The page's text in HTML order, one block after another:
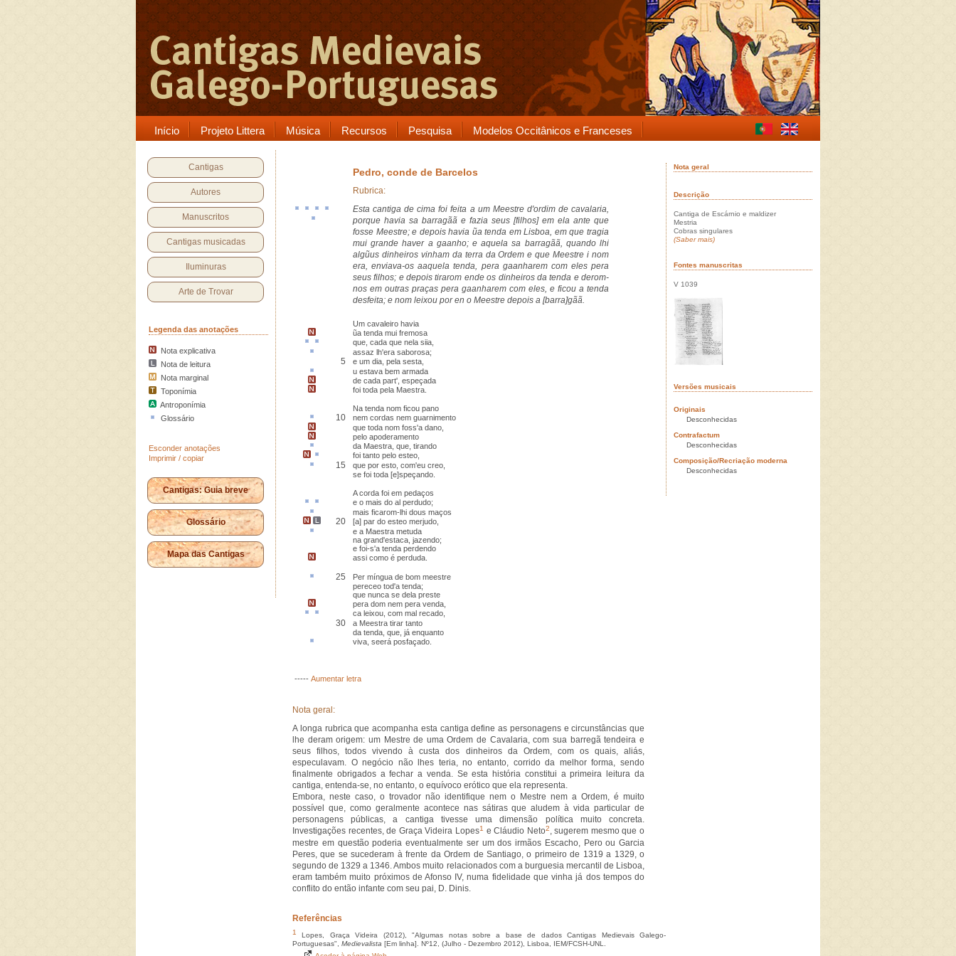
Início Projeto Littera Música Recursos Pesquisa Modelos Occitânicos e Franceses
Cantigas
Autores
Manuscritos
Cantigas musicadas
Iluminuras
Arte de Trovar
Legenda das anotações
Nota explicativa
Nota de leitura
Nota marginal
Toponímia
Antroponímia
Glossário
Esconder anotações
Imprimir / copiar
Cantigas: Guia breve
Glossário
Mapa das Cantigas
Pedro, conde de Barcelos
Rubrica:
Esta cantiga de cima foi feita a um Meestre d'ordim de cavalaria,
porque havia sa barragãã e fazia seus [filhos] em ela ante que
fosse Meestre; e depois havia ũa tenda em Lisboa, em que tragia
mui grandehavera gaanho; e aquela sa barragãã, quando lhi
algũus dinheiros vinham da terra da Ordem e que Meestre i nom
era, enviava-os aaquela tenda, pera gaanharem com eles pera
seus filhos; e depois tirarom endeos dinheiros da tenda e derom-
nos em outras praças pera gaanharem com eles, e ficou a tenda
desfeita; e nom leixou por en o Meestre depois a [barra]gãã.
Um cavaleiro havia
ũa tenda mui fremosa
que, cada que nela siia
assaz lh'era saborosa;
5
e um dia, pela sesta,
u estava bem armada
de cada part', espeçada
foi toda pela Maestra.
Na tenda nom ficou pano
10 nem cordas nem guarnimento
que toda nom foss'a dano,
pelo apoderamento
da Maestra, que, tirando
foi tanto pelo esteo
15 que por esto , com'eu creo,
se foi toda [e]speçando.
A corda foi em pedaços
e o mais do al perdudo;
mais ficarom-lhi dous maços
20 [a] par do esteo merjudo
e a Maestra metuda
na grand'estaca, jazendo;
e foi-s'a tenda perdendo
assi como é perduda.
25 Per míngua de bom meestre
pereceo tod'a tenda;
que nunca se dela preste
pera dom nem pera venda
ca leixou, com mal recado
30
a Meestra tirar tanto
da tenda, que, já enquanto
viva, seerá posfaçado
----- Aumentar letra
Nota geral:
A longa rubrica que acompanha esta cantiga define as personagens e circunstâncias que
lhe deram origem: um Mestre de uma Ordem de Cavalaria, com sua barregã tendeira e
seus filhos, todos vivendo à custa dos dinheiros da Ordem, com os quais, aliás,
especulavam. O negócio não lhes teria, no entanto, corrido da melhor forma, sendo
finalmente obrigados a fechar a venda. Se esta história constitui a primeira leitura da
cantiga, entenda-se, no entanto, o equívoco erótico que ela representa.
Embora, neste caso, o trovador não identifique nem o Mestre nem a Ordem, é muito
possível que, como geralmente acontece nas sátiras que aludem à vida particular de
personagens públicas, a cantiga tivesse uma dimensão política muito concreta.
Investigações recentes, de Graça Videira Lopes1 e Cláudio Neto2, sugerem mesmo que o
mestre em questão poderia eventualmente ser um dos irmãos Escacho, Pero ou Garcia
Peres, que se sucederam à frente da Ordem de Santiago, o primeiro de 1319 a 1329, o
segundo de 1329 a 1346. Ambos muito relacionados com a burguesia mercantil de Lisboa,
eram também muito próximos de Afonso IV, numa fidelidade que vinha já dos tempos do
conflito do então infante com seu pai, D. Dinis.
Referências
1
Lopes, Graça Videira (2012), "Algumas notas sobre a base de dados Cantigas Medievais Galego-
Portuguesas", Medievalista [Em linha]. Nº12, (Julho - Dezembro 2012), Lisboa, IEM/FCSH-UNL.
Nota geral
Descrição
Cantiga de Escárnio e maldizer
Mestria
Cobras singulares
(Saber mais)
Fontes manuscritas
V 1039
Versões musicais
Originais
Desconhecidas
Contrafactum
Desconhecidas
Composição/Recriação moderna
Desconhecidas